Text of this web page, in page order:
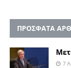
ΠΡΟΣΦΑΤΑ
7